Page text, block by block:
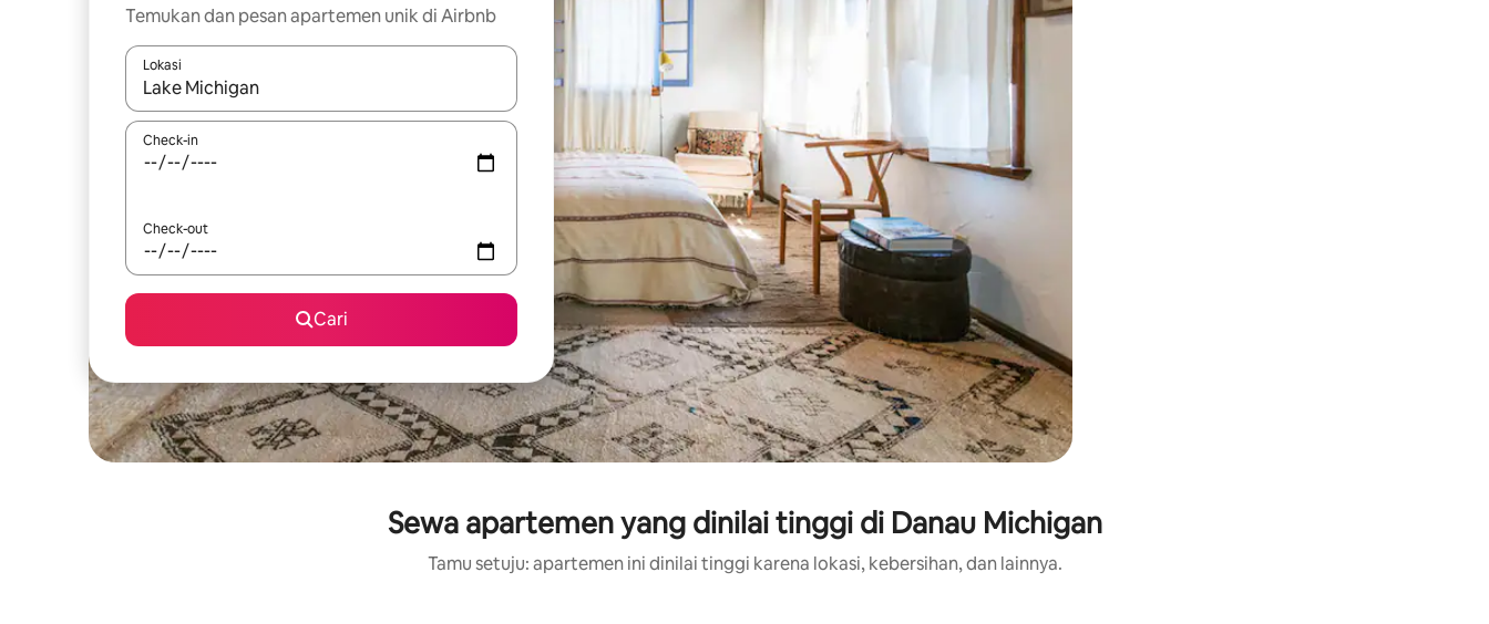
Temukan dan pesan apartemen unik di Airbnb
Lokasi
Jika hasil yang dicari tersedia, telusuri dengan tombol panah ke atas dan ke bawah atau jelajahi dengan sentuhan atau gerakan menggeser.
Check-in
Check-out
Cari
Sewa apartemen yang dinilai tinggi di Danau Michigan
Tamu setuju: apartemen ini dinilai tinggi karena lokasi, kebersihan, dan lainnya.